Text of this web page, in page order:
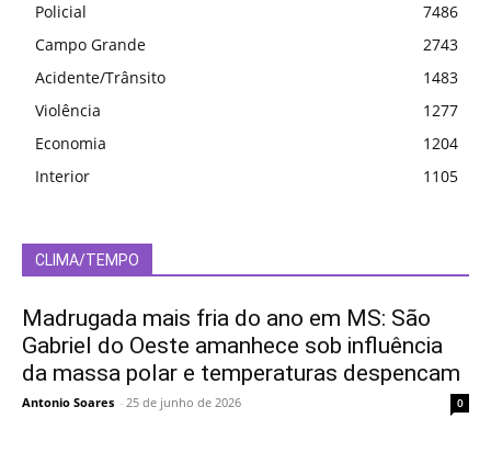
Policial
7486
Campo Grande
2743
Acidente/Trânsito
1483
Violência
1277
Economia
1204
Interior
1105
CLIMA/TEMPO
Madrugada mais fria do ano em MS: São
Gabriel do Oeste amanhece sob influência
da massa polar e temperaturas despencam
Antonio Soares - 25 de junho de 2026 0